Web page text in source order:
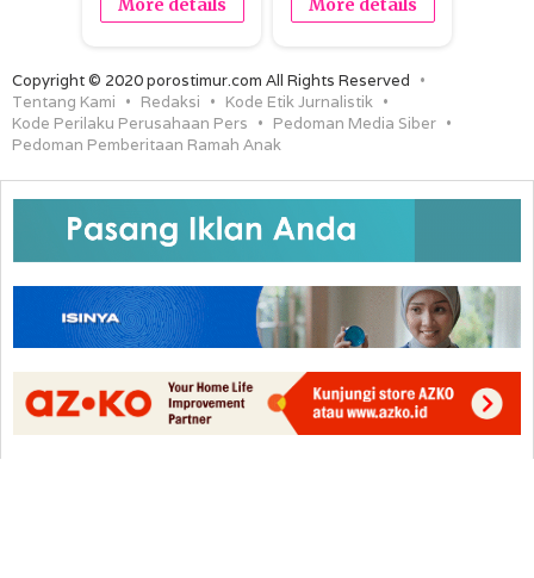
More details More details
Copyright © 2020 porostimur.com All Rights Reserved
Tentang Kami
Redaksi
Kode Etik Jurnalistik
Kode Perilaku Perusahaan Pers
Pedoman Media Siber
Pedoman Pemberitaan Ramah Anak